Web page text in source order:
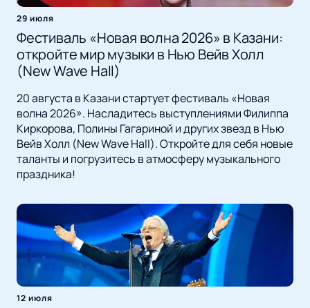
29 июля
Фестиваль «Новая волна 2026» в Казани:
откройте мир музыки в Нью Вейв Холл
(New Wave Hall)
20 августа в Казани стартует фестиваль «Новая
волна 2026». Насладитесь выступлениями Филиппа
Киркорова, Полины Гагариной и других звезд в Нью
Вейв Холл (New Wave Hall). Откройте для себя новые
таланты и погрузитесь в атмосферу музыкального
праздника!
12 июля